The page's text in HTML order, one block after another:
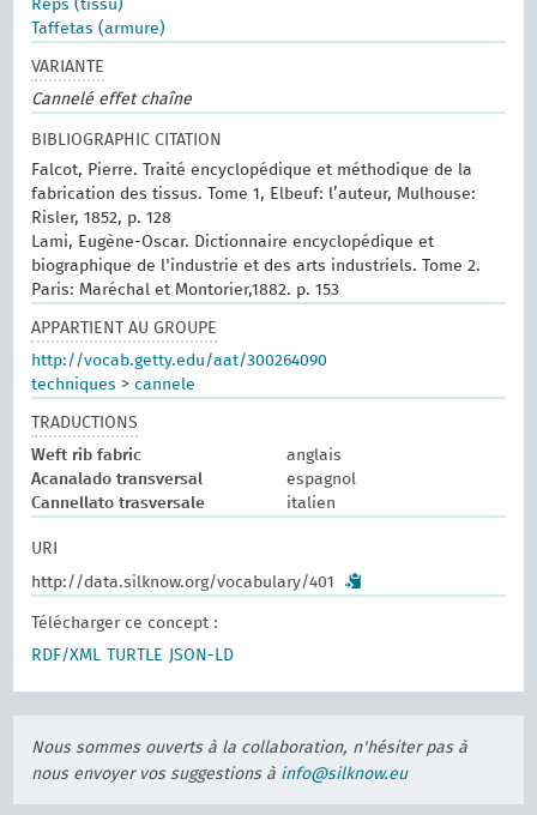
Reps (tissu)
Taffetas (armure)
VARIANTE
Cannelé effet chaîne
BIBLIOGRAPHIC CITATION
Falcot, Pierre. Traité encyclopédique et méthodique de la
fabrication des tissus. Tome 1, Elbeuf: l’auteur, Mulhouse:
Risler, 1852, p. 128
Lami, Eugène-Oscar. Dictionnaire encyclopédique et
biographique de l'industrie et des arts industriels. Tome 2.
Paris: Maréchal et Montorier,1882. p. 153
APPARTIENT AU GROUPE
http://vocab.getty.edu/aat/300264090
techniques >cannele
TRADUCTIONS
Weft rib fabric
anglais
Acanalado transversal
espagnol
Cannellato trasversale
italien
URI
http://data.silknow.org/vocabulary/401
Télécharger ce concept :
RDF/XML
TURTLE JSON-LD
Nous sommes ouverts à la collaboration, n'hésiter pas à
nous envoyer vos suggestions à info@silknow.eu